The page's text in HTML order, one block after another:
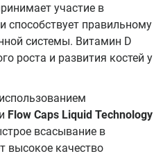
участие в
способствует правильному
системы. Витамин D
роста и развития костей у
Flow Caps Liquid Technology
всасывание в
высокое качество